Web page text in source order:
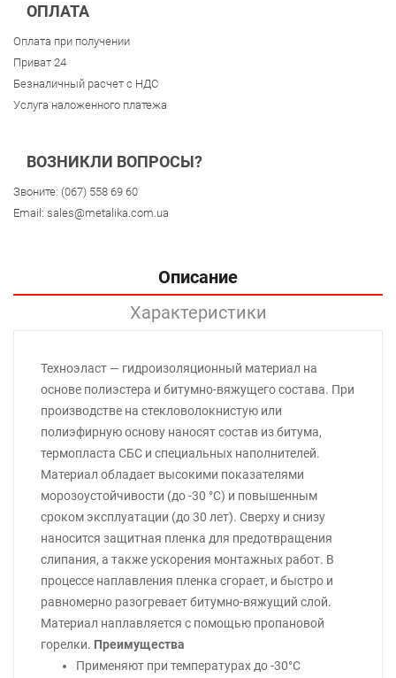
ОПЛАТА
Оплата при получении
Приват 24
Безналичный расчет с НДС
Услуга наложенного платежа
ВОЗНИКЛИ ВОПРОСЫ?
Звоните: (067) 558 69 60
Email: sales@metalika.com.ua
Описание
Характеристики
Техноэласт — гидроизоляционный материал на
основе полиэстера и битумно-вяжущего состава. При
производстве на стекловолокнистую или
полиэфирную основу наносят состав из битума,
термопласта СБС и специальных наполнителей.
Материал обладает высокими показателями
морозоустойчивости (до -30 °С) и повышенным
сроком эксплуатации (до 30 лет). Сверху и снизу
наносится защитная пленка для предотвращения
слипания, а также ускорения монтажных работ. В
процессе наплавления пленка сгорает, и быстро и
равномерно разогревает битумно-вяжущий слой.
Материал наплавляется с помощью пропановой
горелки. Преимущества
Применяют при температурах до -30°С